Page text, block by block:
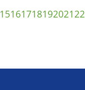
1516171819202122